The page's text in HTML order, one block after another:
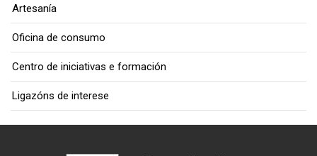
Artesanía
Oficina de consumo
Centro de iniciativas e formación
Ligazóns de interese